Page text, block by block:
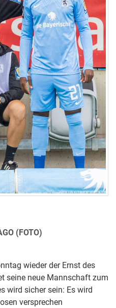
(FOTO)
wieder der Ernst des
seine neue Mannschaft zum
wird sicher sein: Es wird
versprechen